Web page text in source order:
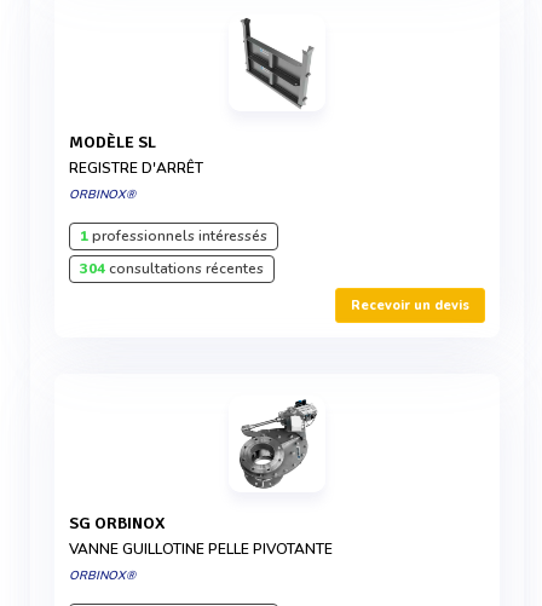
MODÈLE SL
REGISTRE D'ARRÊT
ORBINOX®
1professionnels intéressés
304consultations récentes
Recevoir un devis
SG ORBINOX
VANNE GUILLOTINE PELLE PIVOTANTE
ORBINOX®